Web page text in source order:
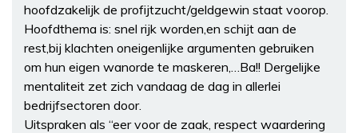
hoofdzakelijk de profijtzucht/geldgewin staat voorop.
Hoofdthema is: snel rijk worden,en schijt aan de
rest,bij klachten oneigenlijke argumenten gebruiken
om hun eigen wanorde te maskeren,…Ba!! Dergelijke
mentaliteit zet zich vandaag de dag in allerlei
bedrijfsectoren door.
Uitspraken als “eer voor de zaak, respect waardering